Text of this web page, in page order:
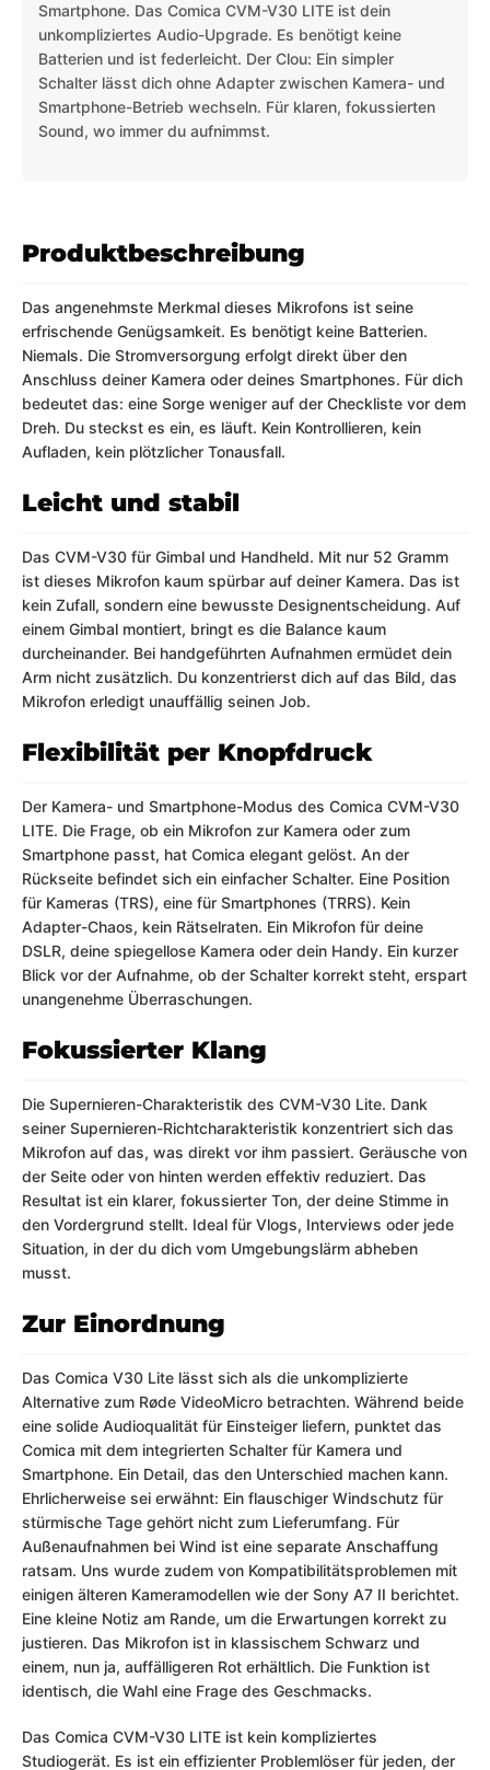
Smartphone. Das Comica CVM-V30 LITE ist dein
unkompliziertes Audio-Upgrade. Es benötigt keine
Batterien und ist federleicht. Der Clou: Ein simpler
Schalter lässt dich ohne Adapter zwischen Kamera- und
Smartphone-Betrieb wechseln. Für klaren, fokussierten
Sound, wo immer du aufnimmst.
Produktbeschreibung
Das angenehmste Merkmal dieses Mikrofons ist seine
erfrischende Genügsamkeit. Es benötigt keine Batterien.
Niemals. Die Stromversorgung erfolgt direkt über den
Anschluss deiner Kamera oder deines Smartphones. Für dich
bedeutet das: eine Sorge weniger auf der Checkliste vor dem
Dreh. Du steckst es ein, es läuft. Kein Kontrollieren, kein
Aufladen, kein plötzlicher Tonausfall.
Leicht und stabil
Das CVM-V30 für Gimbal und Handheld. Mit nur 52 Gramm
ist dieses Mikrofon kaum spürbar auf deiner Kamera. Das ist
kein Zufall, sondern eine bewusste Designentscheidung. Auf
einem Gimbal montiert, bringt es die Balance kaum
durcheinander. Bei handgeführten Aufnahmen ermüdet dein
Arm nicht zusätzlich. Du konzentrierst dich auf das Bild, das
Mikrofon erledigt unauffällig seinen Job.
Flexibilität per Knopfdruck
Der Kamera- und Smartphone-Modus des Comica CVM-V30
LITE. Die Frage, ob ein Mikrofon zur Kamera oder zum
Smartphone passt, hat Comica elegant gelöst. An der
Rückseite befindet sich ein einfacher Schalter. Eine Position
für Kameras (TRS), eine für Smartphones (TRRS). Kein
Adapter-Chaos, kein Rätselraten. Ein Mikrofon für deine
DSLR, deine spiegellose Kamera oder dein Handy. Ein kurzer
Blick vor der Aufnahme, ob der Schalter korrekt steht, erspart
unangenehme Überraschungen.
Fokussierter Klang
Die Supernieren-Charakteristik des CVM-V30 Lite. Dank
seiner Supernieren-Richtcharakteristik konzentriert sich das
Mikrofon auf das, was direkt vor ihm passiert. Geräusche von
der Seite oder von hinten werden effektiv reduziert. Das
Resultat ist ein klarer, fokussierter Ton, der deine Stimme in
den Vordergrund stellt. Ideal für Vlogs, Interviews oder jede
Situation, in der du dich vom Umgebungslärm abheben
musst.
Zur Einordnung
Das Comica V30 Lite lässt sich als die unkomplizierte
Alternative zum Røde VideoMicro betrachten. Während beide
eine solide Audioqualität für Einsteiger liefern, punktet das
Comica mit dem integrierten Schalter für Kamera und
Smartphone. Ein Detail, das den Unterschied machen kann.
Ehrlicherweise sei erwähnt: Ein flauschiger Windschutz für
stürmische Tage gehört nicht zum Lieferumfang. Für
Außenaufnahmen bei Wind ist eine separate Anschaffung
ratsam. Uns wurde zudem von Kompatibilitätsproblemen mit
einigen älteren Kameramodellen wie der Sony A7 II berichtet.
Eine kleine Notiz am Rande, um die Erwartungen korrekt zu
justieren. Das Mikrofon ist in klassischem Schwarz und
einem, nun ja, auffälligeren Rot erhältlich. Die Funktion ist
identisch, die Wahl eine Frage des Geschmacks.
Das Comica CVM-V30 LITE ist kein kompliziertes
Studiogerät. Es ist ein effizienter Problemlöser für jeden, der